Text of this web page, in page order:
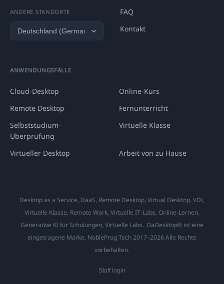
ANDERE STANDORTE
FAQ
Kontakt
ANWENDUNGSFÄLLE
Cloud-Desktop
Online-Kurs
Remote Desktop
Fernunterricht
Selbststudium-
Überprüfung
Virtuelle Klasse
Virtueller Desktop Arbeit von zu Hause
Desktop as a Service, DaaS, Remote Desktop, Virtual Desktop, VDI,
Virtuelle Klasse, Remote Work, Virtuelle IT-Labs, Online-Lernen,
Generative KI für Schulungen, Virtuelle Labs. DaDesktop® ist eine
eingetragene Marke. NobleProg Tech 2017–2026 Alle Rechte
vorbehalten.
Staff login